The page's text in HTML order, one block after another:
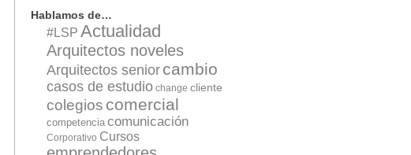
Hablamos de…
#LSP Actualidad
Arquitectos noveles
Arquitectos senior cambio
casos de estudio change cliente
colegios comercial
competencia comunicación
Corporativo Cursos